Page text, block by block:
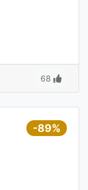
68
-89%